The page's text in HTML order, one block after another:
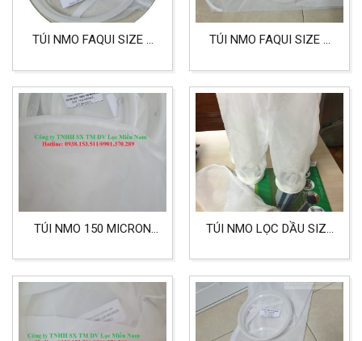
TÚI NMO FAQUI SIZE 2
DÙNG CHO CÔNG
NGHIỆP
TÚI NMO FAQUI SIZE 2
DÙNG CHO LỌC NƯỚC,
THỰC PHẨM
TÚI NMO 150 MICRON
DÙNG TRONG CÔNG
NGHIỆP
TÚI NMO LỌC DẦU SIZE
DẦU ĂN CÁC LOẠI